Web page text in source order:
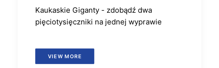
Kaukaskie Giganty - zdobądź dwa
pięciotysięczniki na jednej wyprawie
VIEW MORE